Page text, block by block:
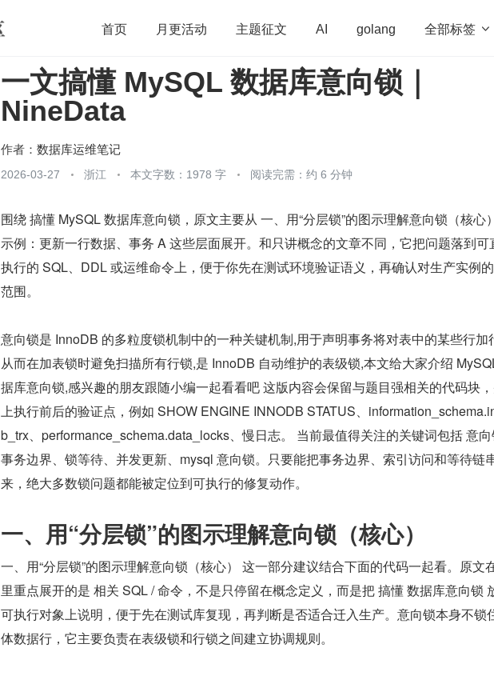
首页 月更活动 主题征文 AI golang 全部标签 
开源 架构 OpenHarmony 算法 学习方法 Web3.0
团队管理
一文搞懂 MySQL 数据库意向锁｜
NineData
作者： 数据库运维笔记
2026-03-27 浙江 本文字数：1978 字 阅读完需：约 6 分钟
围绕 搞懂 MySQL 数据库意向锁，原文主要从 一、用“分层锁”的图示理解意向锁（核心）
示例：更新一行数据、事务 A 这些层面展开。和只讲概念的文章不同，它把问题落到可
执行的 SQL、DDL 或运维命令上，便于你先在测试环境验证语义，再确认对生产实例
范围。
意向锁是 InnoDB 的多粒度锁机制中的一种关键机制,用于声明事务将对表中的某些行加
从而在加表锁时避免扫描所有行锁,是 InnoDB 自动维护的表级锁,本文给大家介绍
据库意向锁,感兴趣的朋友跟随小编一起看看吧 这版内容会保留与题目强相关的代码块
上执行前后的验证点，例如 SHOW ENGINE INNODB STATUS、
b_trx、performance_schema.data_locks、慢日志。 当前最值得关注的关键词包括 意向
事务边界、锁等待、并发更新、mysql 意向锁。只要能把事务边界、索引访问和等待链
来，绝大多数锁问题都能被定位到可执行的修复动作。
一、用“分层锁”的图示理解意向锁（核心）
一、用“分层锁”的图示理解意向锁（核心） 这一部分建议结合下面的代码一起看。原文
里重点展开的是 相关 SQL / 命令，不是只停留在概念定义，而是把 搞懂 数据库意向锁
可执行对象上说明，便于先在测试库复现，再判断是否适合迁入生产。意向锁本身不锁
体数据行，它主要负责在表级锁和行锁之间建立协调规则。